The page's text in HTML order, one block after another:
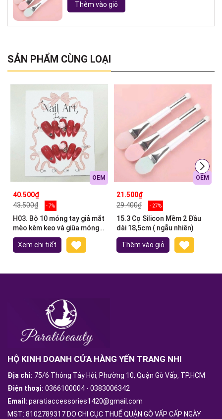
Thêm vào giỏ
SẢN PHẨM CÙNG LOẠI
OEM
40.500₫
43.500₫
- 7%
H03. Bộ 10 móng tay giả mắt
mèo kèm keo và giũa móng
(ngẫu nhiên)
Xem chi tiết
OEM
21.500₫
29.400₫
- 27%
15.3 Cọ Silicon Mềm 2 Đầu
dài 18,5cm ( ngẫu nhiên)
Thêm vào giỏ
HỘ KINH DOANH CỬA HÀNG YẾN TRANG NHI
Địa chỉ: 75/6 Thông Tây Hội, Phường 10, Quận Gò Vấp, TP.HCM
Điện thoại: 0366100004 - 0383006342
Email: paratiaccessories1420@gmail.com
MST: 8102789317 DO CHI CỤC THUẾ QUẬN GÒ VẤP CẤP NGÀY